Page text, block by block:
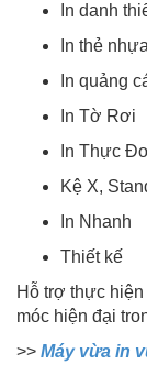
In danh
In thẻ nhựa
In quảng
In Tờ Rơi
In Thực
Kệ X,
In Nhanh
Thiết kế
Hỗ trợ thực
móc hiện đại
>> Máy vừa in